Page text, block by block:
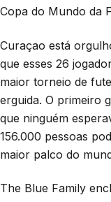
Copa do Mundo da
Curaçao está
que esses 26
maior torneio de
erguida. O primeiro
que ninguém
156.000 pessoas
maior palco do
The Blue Family